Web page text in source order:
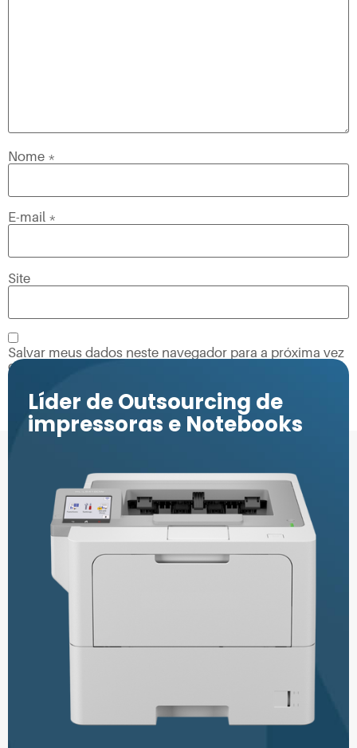
Nome *
E-mail *
Site
Salvar meus dados neste navegador para a próxima vez
que eu comentar.
Líder de Outsourcing de
impressoras e Notebooks